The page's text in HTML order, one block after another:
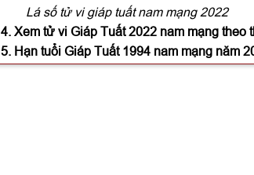
Lá số tử vi giáp tuất nam mạng 2022
4. Xem tử vi Giáp Tuất 2022 nam mạng theo
5. Hạn tuổi Giáp Tuất 1994 nam mạng năm
Có phạm Hoang Ốc, Tam Tai, Kim Lâu,